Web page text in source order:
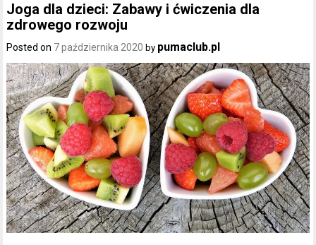
Joga dla dzieci: Zabawy i ćwiczenia dla
zdrowego rozwoju
Posted on 7 października 2020 by pumaclub.pl